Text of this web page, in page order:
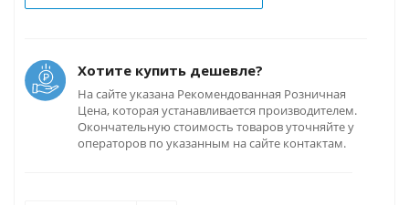
Хотите купить дешевле?
На сайте указана Рекомендованная Розничная
Цена, которая устанавливается производителем.
Окончательную стоимость товаров уточняйте у
операторов по указанным на сайте контактам.